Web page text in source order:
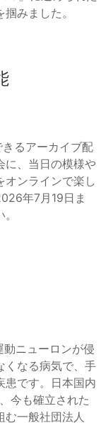
みました。
きるアーカイブ配
に、当日の模様や
オンラインで楽し
年7月19日ま
ニューロンが侵
くなる病気で、手
患です。日本国内
今も確立された
む一般社団法人